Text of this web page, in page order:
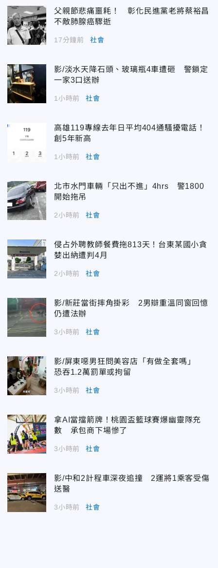
父親節悲痛噩耗！ 彰化民進黨老將蔡裕昌
不敵肺腺癌驟逝
17分鐘前 社會
影/淡水天降石頭、玻璃瓶4車遭砸 警鎖定
一家3口送辦
1小時前 社會
高雄119專線去年日平均404通騷擾電話！
創5年新高
1小時前 社會
北市水門車輛「只出不進」4hrs 警1800
開始拖吊
2小時前 社會
侵占外聘教師餐費拖813天！台東某國小貪
婪出納遭判4月
2小時前 社會
影/新莊當街摔角掛彩 2男辯重溫同窗回憶
仍遭法辦
3小時前 社會
影/屏東噁男狂問美容店「有做全套嗎」
恐吞1.2萬罰單或拘留
3小時前 社會
拿AI當擋箭牌！桃園盃籃球賽爆幽靈隊充
數 承包商下場慘了
3小時前 社會
影/中和2計程車深夜追撞 2運將1乘客受傷
送醫
3小時前 社會